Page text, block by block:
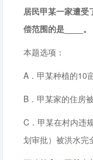
居民甲某一家遭受
偿范围的是____。
本题选项：
A．甲某种植的10
B．甲某家的住房
C．甲某在村内违
划审批）被洪水完